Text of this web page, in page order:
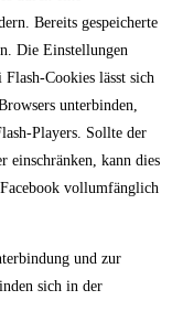
Bereits gespeicherte
Die Einstellungen
Cookies lässt sich
unterbinden,
Players. Sollte der
einschränken, kann dies
vollumfänglich
und zur
sich in der